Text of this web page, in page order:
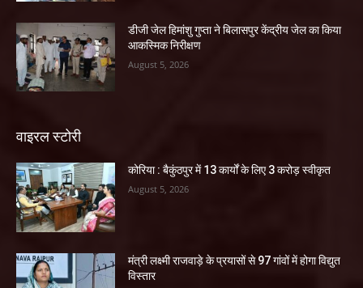
डीजी जेल हिमांशु गुप्ता ने बिलासपुर केंद्रीय जेल का किया
आकस्मिक निरीक्षण
August 5, 2026
वाइरल स्टोरी
कोरिया : बैकुंठपुर में 13 कार्यों के लिए 3 करोड़ स्वीकृत
August 5, 2026
मंत्री लक्ष्मी राजवाड़े के प्रयासों से 97 गांवों में होगा विद्युत
विस्तार